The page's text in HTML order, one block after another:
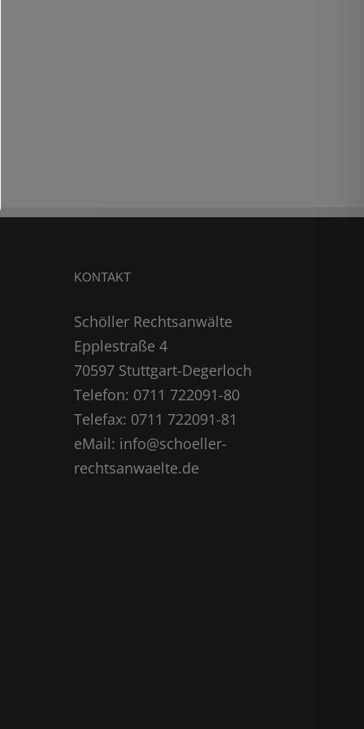
KONTAKT
Schöller Rechtsanwälte
Epplestraße 4
70597 Stuttgart-Degerloch
Telefon: 0711 722091-80
Telefax: 0711 722091-81
eMail: info@schoeller-
rechtsanwaelte.de